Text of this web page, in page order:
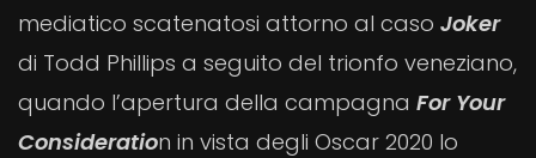
mediatico scatenatosi attorno al caso Joker
di Todd Phillips a seguito del trionfo veneziano,
quando l’apertura della campagna For Your
Consideration in vista degli Oscar 2020 lo